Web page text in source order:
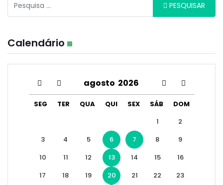
PESQUISAR
Calendário
agosto 2026
SEG TER QUA QUI SEX SÁB
DOM
1
2
3
4 5 6 7 8
9
10
11 12 13 14 15
16
17
18 19 20 21 22
23